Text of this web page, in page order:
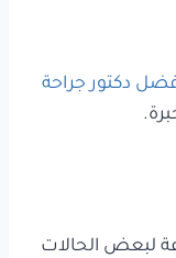
دكتور جراحة